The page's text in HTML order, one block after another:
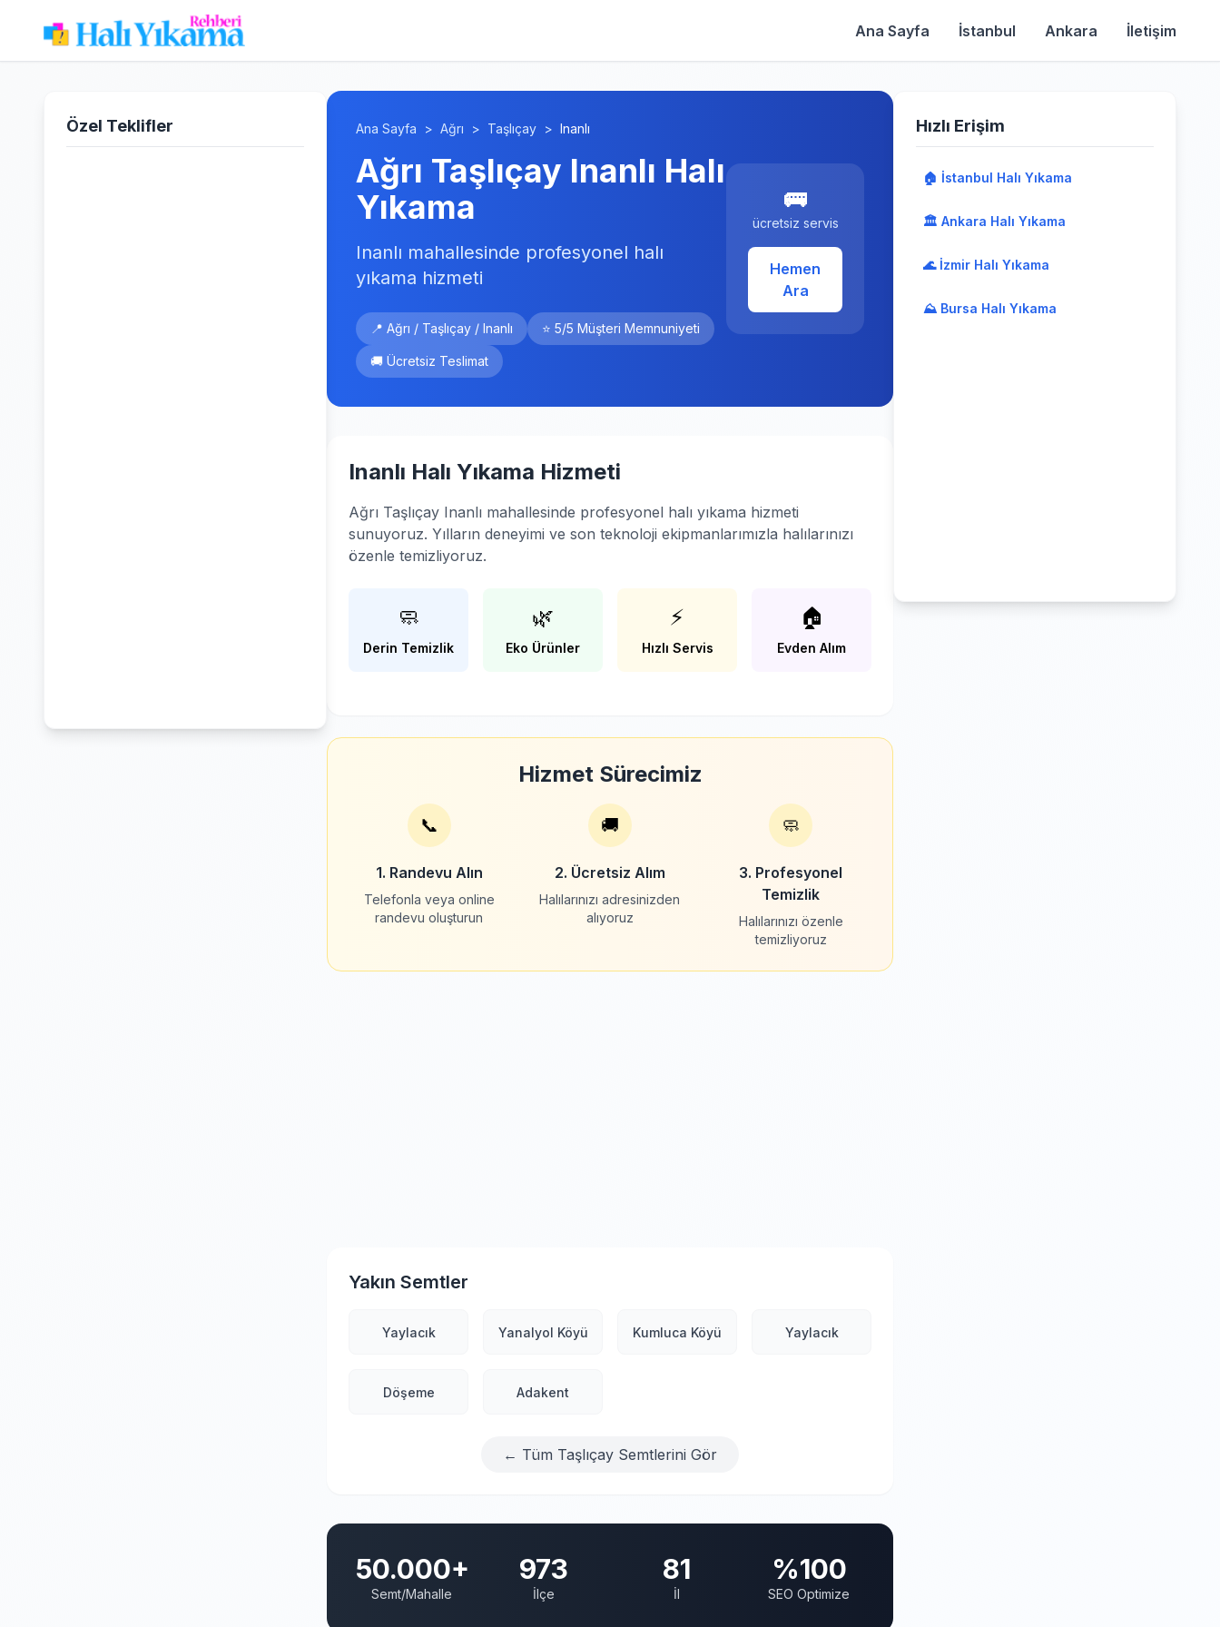
Ana Sayfa İstanbul Ankara İletişim
Özel Teklifler Ana Sayfa > Ağrı > Taşlıçay > Inanlı
Ağrı Taşlıçay Inanlı Halı
Yıkama
Inanlı mahallesinde profesyonel halı
yıkama hizmeti
📍 Ağrı / Taşlıçay / Inanlı ⭐ 5/5 Müşteri Memnuniyeti
🚚 Ücretsiz Teslimat
🚌
ücretsiz servis
Hemen
Ara
Inanlı Halı Yıkama Hizmeti
Ağrı Taşlıçay Inanlı mahallesinde profesyonel halı yıkama hizmeti
sunuyoruz. Yılların deneyimi ve son teknoloji ekipmanlarımızla halılarınızı
özenle temizliyoruz.
🧼
Derin Temizlik
🌿
Eko Ürünler
⚡
Hızlı Servis
🏠
Evden Alım
Hizmet Sürecimiz
📞
1. Randevu Alın
Telefonla veya online
randevu oluşturun
🚚
2. Ücretsiz Alım
Halılarınızı adresinizden
alıyoruz
🧼
3. Profesyonel
Temizlik
Halılarınızı özenle
temizliyoruz
Yakın Semtler
Yaylacık Yanalyol Köyü Kumluca Köyü Yaylacık
Döşeme Adakent
← Tüm Taşlıçay Semtlerini Gör
50.000+
Semt/Mahalle
973
İlçe
81
İl
%100
SEO Optimize
Hızlı Erişim
🏠 İstanbul Halı Yıkama
🏛️ Ankara Halı Yıkama
🌊 İzmir Halı Yıkama
⛰️ Bursa Halı Yıkama